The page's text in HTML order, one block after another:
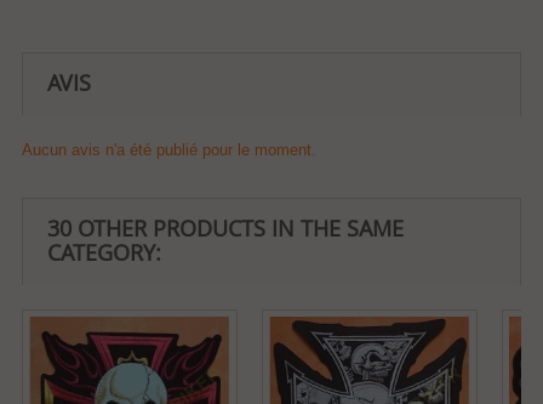
AVIS
Aucun avis n'a été publié pour le moment.
30 OTHER PRODUCTS IN THE SAME
CATEGORY: